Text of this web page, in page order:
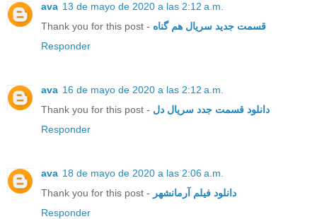
ava 13 de mayo de 2020 a las 2:12 a.m.
Thank you for this post - قسمت جدید سریال هم گناه
Responder
ava 16 de mayo de 2020 a las 2:12 a.m.
Thank you for this post - دانلود قسمت جدد سریال دل
Responder
ava 18 de mayo de 2020 a las 2:06 a.m.
Thank you for this post - دانلود فیلم آرمانشهر
Responder